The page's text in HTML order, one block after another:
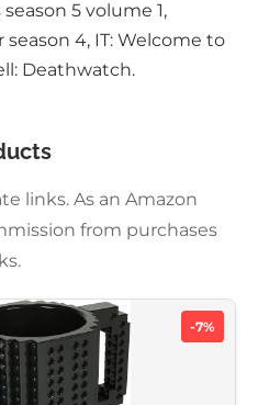
5 volume 1,
4, IT: Welcome to
Deathwatch.
links. As an Amazon
from purchases
-7%